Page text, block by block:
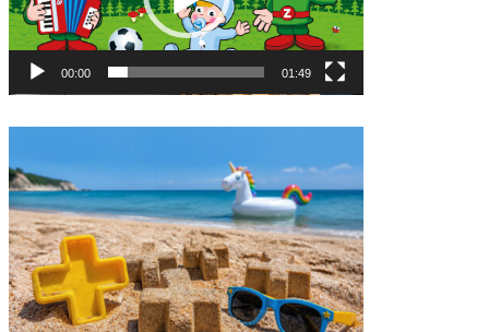
00:00 01:49